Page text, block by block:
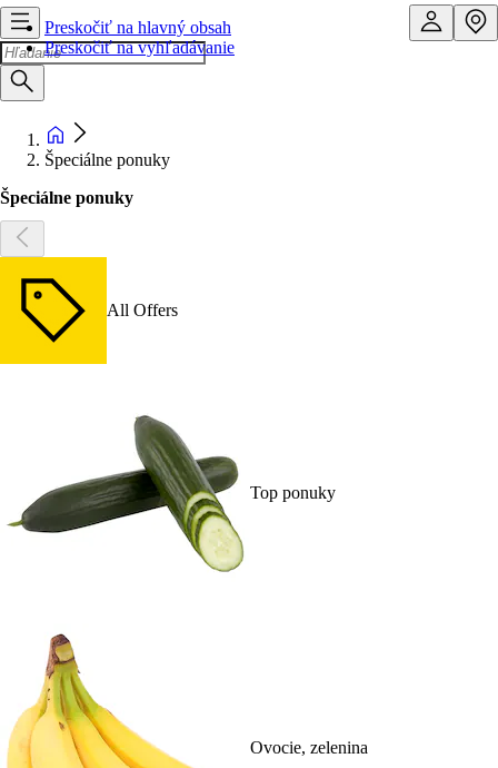
Preskočiť na hlavný obsah
Preskočiť na vyhľadávanie
Špeciálne ponuky
Špeciálne ponuky
All Offers
Top ponuky
Ovocie, zelenina